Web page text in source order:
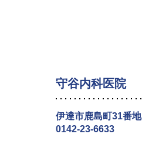
守谷内科医院
伊達市鹿島町31番地
0142-23-6633